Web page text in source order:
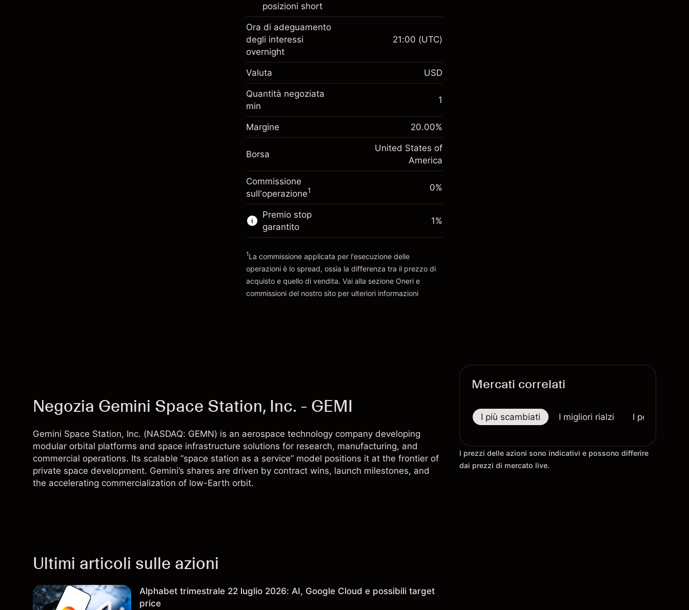
Margine. Il tuo
investimento
$1,000.00
Oneri per l'intero valore della
posizione
-0.021568
(-$1.08)
Dimensione dell'operazione a leva ~$5,000.00
Denaro da leva ~
posizioni short
Margine. Il tuo
$1,000.00
Adeguamento
finanziamento overnight
-0.000654
(-$0.03)
Denaro da leva ~
Vai alla piattaforma
Ora di adeguamento
degli interessi
overnight
21:00 (UTC)
Valuta USD
Quantità negoziata
min
1
Margine 20.00%
Borsa
United States of
America
Commissione
sull'operazione1 0%
Premio stop
garantito
1%
1La commissione applicata per l'esecuzione delle
operazioni è lo spread, ossia la differenza tra il prezzo di
acquisto e quello di vendita. Vai alla sezione Oneri e
commissioni del nostro sito per ulteriori informazioni
Negozia Gemini Space Station, Inc. - GEMI
Gemini Space Station, Inc. (NASDAQ: GEMN) is an aerospace technology company developing
modular orbital platforms and space infrastructure solutions for research, manufacturing, and
commercial operations. Its scalable “space station as a service” model positions it at the frontier of
private space development. Gemini’s shares are driven by contract wins, launch milestones, and
the accelerating commercialization of low-Earth orbit.
Ultimi articoli sulle azioni
Alphabet trimestrale 22 luglio 2026: AI, Google Cloud e possibili target
price
Mercati correlati
I più scambiati I migliori rialzi I peggiori
I prezzi delle azioni sono indicativi e possono differire
dai prezzi di mercato live.